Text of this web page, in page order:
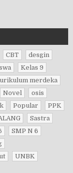
CBT
desgin
Kelas 9
merdeka
Novel
osis
Popular
PPK
Sastra
SMP N 6
UNBK